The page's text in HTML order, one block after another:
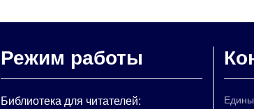
Режим работы
Библиотека для читателей: